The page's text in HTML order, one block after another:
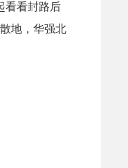
看看封路后
地，华强北